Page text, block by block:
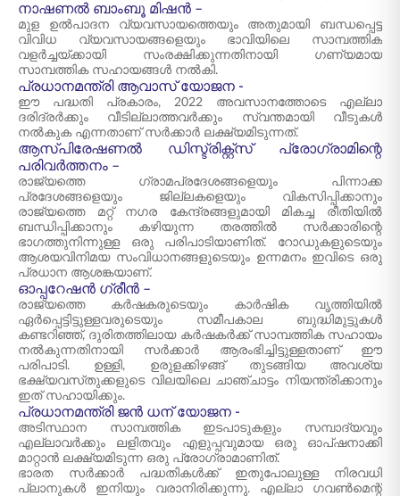
നാഷണൽ ബാംബൂ മിഷൻ –
മുള ഉൽപാദന വ്യവസായത്തെയും അതുമായി ബന്ധപ്പെട്ട
വിവിധ വ്യവസായങ്ങളെയും ഭാവിയിലെ സാമ്പത്തിക
വളർച്ചയ്ക്കായി സംരക്ഷിക്കുന്നതിനായി ഗണ്യമായ
സാമ്പത്തിക സഹായങ്ങൾ നൽകി.
പ്രധാനമന്ത്രി ആവാസ് യോജന -
ഈ പദ്ധതി പ്രകാരം, 2022 അവസാനത്തോടെ എല്ലാ
ദരിദ്രർക്കും വീടില്ലാത്തവർക്കും സ്വന്തമായി വീടുകൾ
നൽകുക എന്നതാണ് സർക്കാർ ലക്ഷ്യമിടുന്നത്.
ആസ്പിരേഷണൽ ഡിസ്ട്രിക്റ്റ്സ് പ്രോഗ്രാമിന്റെ
പരിവർത്തനം –
രാജ്യത്തെ ഗ്രാമപ്രദേശങ്ങളെയും പിന്നാക്ക
പ്രദേശങ്ങളെയും ജില്ലകളെയും വികസിപ്പിക്കാനും
രാജ്യത്തെ മറ്റ് നഗര കേന്ദ്രങ്ങളുമായി മികച്ച രീതിയിൽ
ബന്ധിപ്പിക്കാനും കഴിയുന്ന തരത്തിൽ സർക്കാരിന്റെ
ഭാഗത്തുനിന്നുള്ള ഒരു പരിപാടിയാണിത്. റോഡുകളുടെയും
ആശയവിനിമയ സംവിധാനങ്ങളുടെയും ഉന്നമനം ഇവിടെ ഒരു
പ്രധാന ആശങ്കയാണ്.
ഓപ്പറേഷൻ ഗ്രീൻ –
രാജ്യത്തെ കർഷകരുടെയും കാർഷിക വൃത്തിയിൽ
ഏർപ്പെട്ടിട്ടുള്ളവരുടെയും സമീപകാല ബുദ്ധിമുട്ടുകൾ
കണ്ടറിഞ്ഞ്, ദുരിതത്തിലായ കർഷകർക്ക് സാമ്പത്തിക സഹായം
നൽകുന്നതിനായി സർക്കാർ ആരംഭിച്ചിട്ടുള്ളതാണ് ഈ
പരിപാടി. ഉള്ളി, ഉരുളക്കിഴങ്ങ് തുടങ്ങിയ അവശ്യ
ഭക്ഷ്യവസ്‌തുക്കളുടെ വിലയിലെ ചാഞ്ചാട്ടം നിയന്ത്രിക്കാനും
ഇത് സഹായിക്കും.
പ്രധാനമന്ത്രി ജൻ ധന് യോജന -
അടിസ്ഥാന സാമ്പത്തിക ഇടപാടുകളും സമ്പാദ്യവും
എല്ലാവർക്കും ലളിതവും എളുപ്പവുമായ ഒരു ഓപ്ഷനാക്കി
മാറ്റാൻ ലക്ഷ്യമിടുന്ന ഒരു പ്രോഗ്രാമാണിത്.
ഭാരത സർക്കാർ പദ്ധതികൾക്ക് ഇതുപോലുള്ള നിരവധി
പ്ലാനുകൾ ഇനിയും വരാനിരിക്കുന്നു. എല്ലാ ഗവൺമെന്റ്